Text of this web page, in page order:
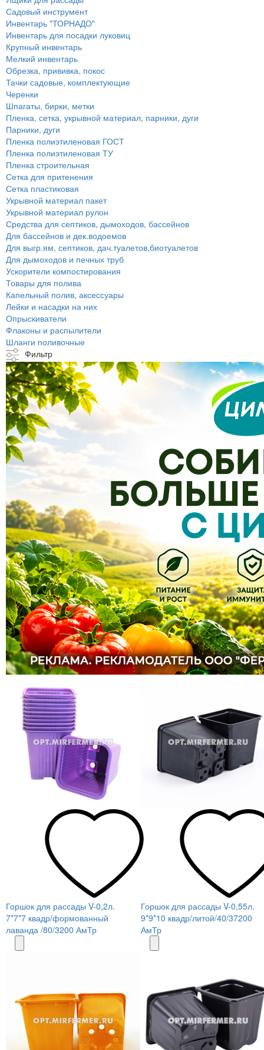
Садовый инструмент
Инвентарь "ТОРНАДО"
Инвентарь для посадки луковиц
Крупный инвентарь
Мелкий инвентарь
Обрезка, прививка, покос
Тачки садовые, комплектующие
Черенки
Шпагаты, бирки, метки
Пленка, сетка, укрывной материал, парники, дуги
Парники, дуги
Пленка полиэтиленовая ГОСТ
Пленка полиэтиленовая ТУ
Пленка строительная
Сетка для притенения
Сетка пластиковая
Укрывной материал пакет
Укрывной материал рулон
Средства для септиков, дымоходов, бассейнов
Для бассейнов и дек.водоемов
Для выгр.ям, септиков, дач.туалетов,биотуалетов
Для дымоходов и печных труб
Ускорители компостирования
Товары для полива
Капельный полив, аксессуары
Лейки и насадки на них
Опрыскиватели
Флаконы и распылители
Шланги поливочные
Фильтр
Горшок для рассады V-0,2л.
7*7*7 квадр/формованный
лаванда /80/3200 АмТр
Горшок для рассады V-0,55л.
9*9*10 квадр/литой/40/37200
АмТр